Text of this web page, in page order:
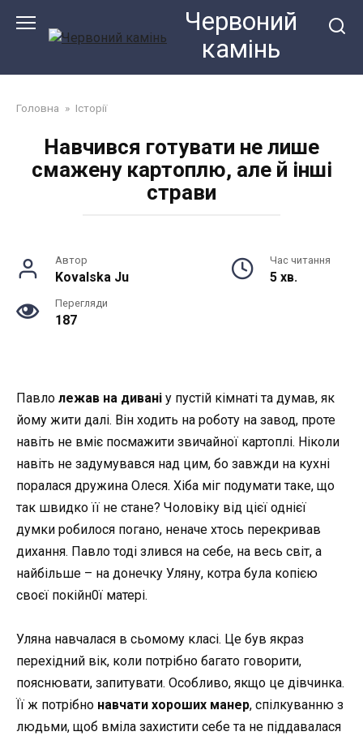
Червоний
камiнь
Головна » Історії
Навчився готувати не лише
смажену картоплю, але й інші
страви
Автор
Kovalska Ju
Час читання
5 хв.
Перегляди
187
Павло лежав на дивані у пустій кімнаті та думав, як
йому жити далі. Він ходить на роботу на завод, проте
навіть не вміє посмажити звичайної картоплі. Ніколи
навіть не задумувався над цим, бо завжди на кухні
поралася дружина Олеся. Хіба міг подумати таке, що
так швидко її не стане? Чоловіку від цієї однієї
думки робилося погано, неначе хтось перекривав
дихання. Павло тоді злився на себе, на весь світ, а
найбільше – на донечку Уляну, котра була копією
своєї покійн0ї матері.
Уляна навчалася в сьомому класі. Це був якраз
перехідний вік, коли потрібно багато говорити,
пояснювати, запитувати. Особливо, якщо це дівчинка.
Її ж потрібно навчати хороших манер, спілкуванню з
людьми, щоб вміла захистити себе та не піддавалася